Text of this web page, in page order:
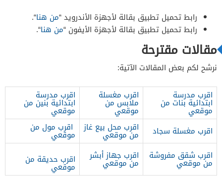
رابط تحميل تطبيق بقالة لأجهزة الأندرويد “من هنا“.
رابط تحميل تطبيق بقالة لأجهزة الأيفون “من هنا“.
مقالات مقترحة
نرشح لكم بعض المقالات الآتية:
اقرب مدرسة
ابتدائية بنات من
موقعي
اقرب مغسلة
ملابس من
موقعي
اقرب مدرسة
ابتدائية بنين من
موقعي
اقرب مغسلة سجاد
اقرب محل بيع غاز
من موقعي
اقرب مول من
موقعي
اقرب شقق مفروشة
من موقعي
اقرب جهاز أبشر
من موقعي اقرب حديقة من
موقعي